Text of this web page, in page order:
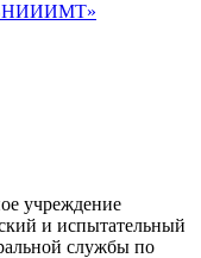
учреждение
и испытательный
службы по